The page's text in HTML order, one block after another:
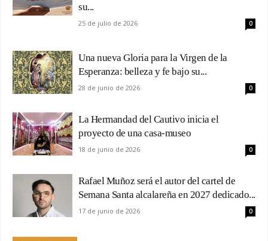
su...
25 de julio de 2026 0
Una nueva Gloria para la Virgen de la
Esperanza: belleza y fe bajo su...
28 de junio de 2026 0
La Hermandad del Cautivo inicia el
proyecto de una casa-museo
18 de junio de 2026 0
Rafael Muñoz será el autor del cartel de
Semana Santa alcalareña en 2027 dedicado...
17 de junio de 2026 0